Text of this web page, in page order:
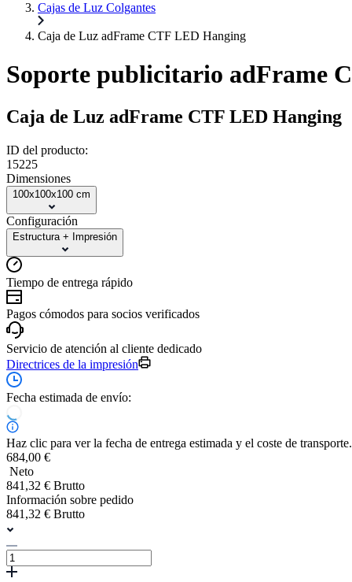
Cajas de Luz Colgantes
Caja de Luz adFrame CTF LED Hanging
Soporte publicitario adFrame
Caja de Luz adFrame CTF LED Hanging
ID del producto:
15225
Dimensiones
100x100x100 cm
Configuración
Estructura + Impresión
Tiempo de entrega rápido
Pagos cómodos para socios verificados
Servicio de atención al cliente dedicado
Directrices de la impresión
Fecha estimada de envío:
Haz clic para ver la fecha de entrega estimada y el coste de transporte.
684,00 €
Neto
841,32 € Brutto
Información sobre pedido
841,32 € Brutto